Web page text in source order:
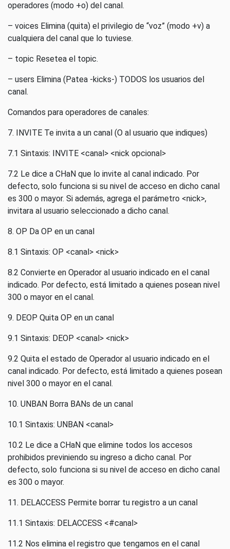
operadores (modo +o) del canal.
– voices Elimina (quita) el privilegio de “voz” (modo +v) a
cualquiera del canal que lo tuviese.
– topic Resetea el topic.
– users Elimina (Patea -kicks-) TODOS los usuarios del
canal.
Comandos para operadores de canales:
7. INVITE Te invita a un canal (O al usuario que indiques)
7.1 Sintaxis: INVITE <canal> <nick opcional>
7.2 Le dice a CHaN que lo invite al canal indicado. Por
defecto, solo funciona si su nivel de acceso en dicho canal
es 300 o mayor. Si además, agrega el parámetro <nick>,
invitara al usuario seleccionado a dicho canal.
8. OP Da OP en un canal
8.1 Sintaxis: OP <canal> <nick>
8.2 Convierte en Operador al usuario indicado en el canal
indicado. Por defecto, está limitado a quienes posean nivel
300 o mayor en el canal.
9. DEOP Quita OP en un canal
9.1 Sintaxis: DEOP <canal> <nick>
9.2 Quita el estado de Operador al usuario indicado en el
canal indicado. Por defecto, está limitado a quienes posean
nivel 300 o mayor en el canal.
10. UNBAN Borra BANs de un canal
10.1 Sintaxis: UNBAN <canal>
10.2 Le dice a CHaN que elimine todos los accesos
prohibidos previniendo su ingreso a dicho canal. Por
defecto, solo funciona si su nivel de acceso en dicho canal
es 300 o mayor.
11. DELACCESS Permite borrar tu registro a un canal
11.1 Sintaxis: DELACCESS <#canal>
11.2 Nos elimina el registro que tengamos en el canal